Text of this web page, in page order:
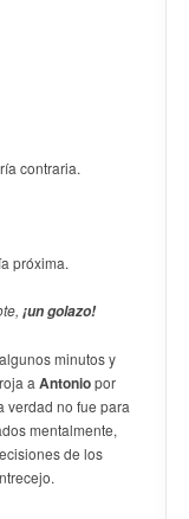
contraria.
próxima.
¡un golazo!
minutos y
a Antoniopor
verdad no fue para
mentalmente,
de los